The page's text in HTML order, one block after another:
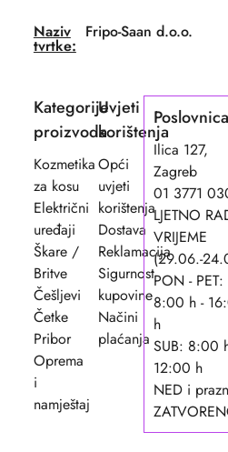
Naziv
tvrtke:
Fripo-Saan d.o.o.
Kategorije
proizvoda
Kozmetika
za kosu
Električni
uređaji
Škare /
Britve
Češljevi
Četke
Pribor
Oprema
i
namještaj
Uvjeti
korištenja
Opći
uvjeti
korištenja
Dostava
Reklamacija
Sigurnost
kupovine
Načini
plaćanja
Ilica 127,
Zagreb
01 3771
LJETNO
VRIJEME
(29.06.-
PON - PET:
8:00 h -
h
SUB: 8:00
12:00 h
NED i